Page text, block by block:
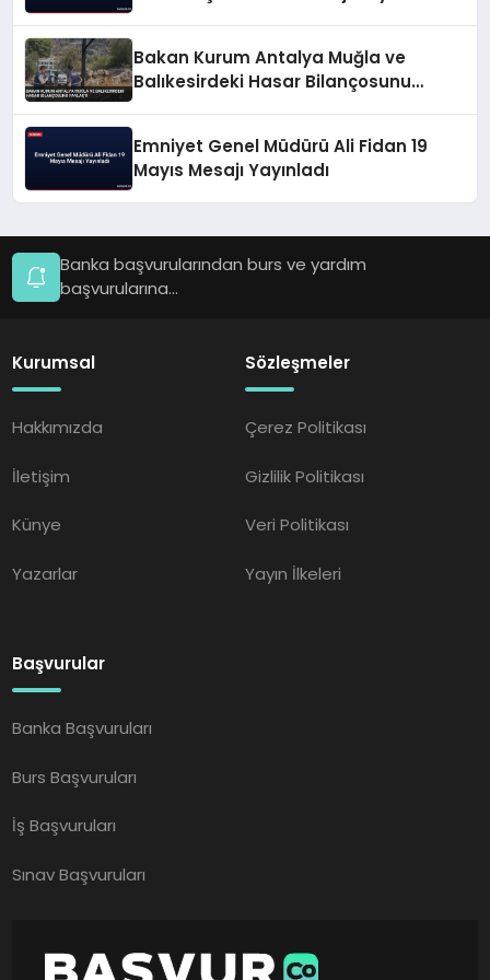
Bakan Kurum Antalya Muğla ve
Balıkesirdeki Hasar Bilançosunu
Emniyet Genel Müdürü Ali Fidan 19
Mayıs Mesajı Yayınladı
Banka başvurularından burs ve yardım
başvurularına...
Kurumsal
Hakkımızda
İletişim
Künye
Yazarlar
Sözleşmeler
Çerez Politikası
Gizlilik Politikası
Veri Politikası
Yayın İlkeleri
Başvurular
Banka Başvuruları
Burs Başvuruları
İş Başvuruları
Sınav Başvuruları